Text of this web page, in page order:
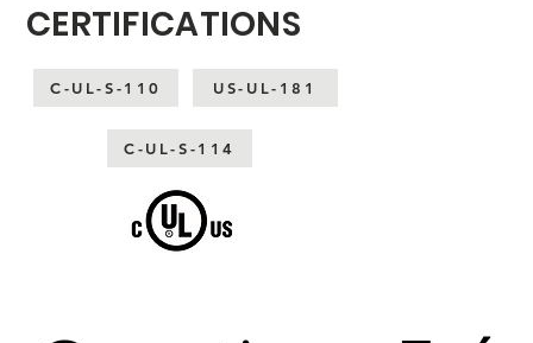
CERTIFICATIONS
C-UL-S-110 US-UL-181
C-UL-S-114